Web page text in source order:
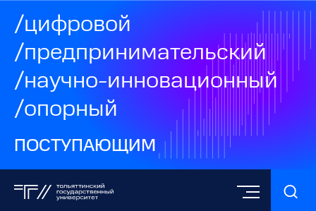
/цифровой
/предпринимательский
/научно-инновационный
/опорный
ПОСТУПАЮЩИМ